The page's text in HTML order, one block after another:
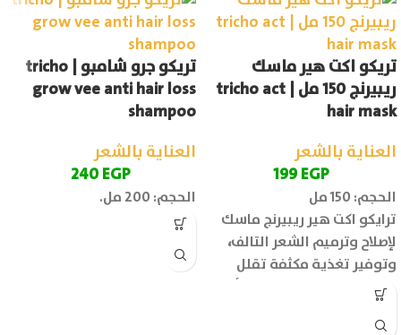
تريكو اكت هير ماسك
ريبيرنج 150 مل | tricho act
hair mask
العناية بالشعر
199EGP
الحجم: 150 مل
ترايكو اكت هير ريبيرنج ماسك
لإصلاح وترميم الشعر التالف،
وتوفير تغذية مكثفة تقلل
تشابك الشعر وتحميه من أضرار
الحرارة وأشعة الشمس.
تريكو جرو شامبو | tricho
grow vee anti hair loss
shampoo
العناية بالشعر
240EGP
الحجم: 200 مل.